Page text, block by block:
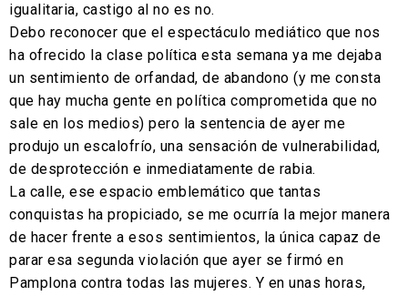
igualitaria, castigo al no es no.
Debo reconocer que el espectáculo mediático que nos
ha ofrecido la clase política esta semana ya me dejaba
un sentimiento de orfandad, de abandono (y me consta
que hay mucha gente en política comprometida que no
sale en los medios) pero la sentencia de ayer me
produjo un escalofrío, una sensación de vulnerabilidad,
de desprotección e inmediatamente de rabia.
La calle, ese espacio emblemático que tantas
conquistas ha propiciado, se me ocurría la mejor manera
de hacer frente a esos sentimientos, la única capaz de
parar esa segunda violación que ayer se firmó en
Pamplona contra todas las mujeres. Y en unas horas,